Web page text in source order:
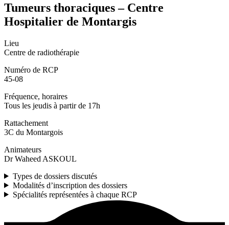
Tumeurs thoraciques – Centre
Hospitalier de Montargis
Lieu
Centre de radiothérapie
Numéro de RCP
45-08
Fréquence, horaires
Tous les jeudis à partir de 17h
Rattachement
3C du Montargois
Animateurs
Dr Waheed ASKOUL
Types de dossiers discutés
Modalités d’inscription des dossiers
Spécialités représentées à chaque RCP